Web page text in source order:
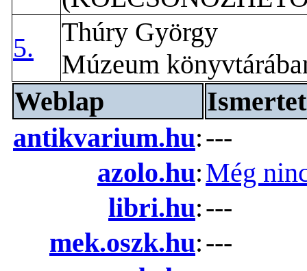
5.
Thúry György
Múzeum
Weblap
antikvarium.hu:---
azolo.hu:Még
libri.hu:---
mek.oszk.hu:---